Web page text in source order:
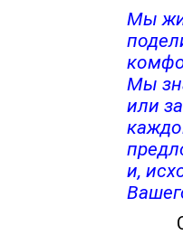
Мы
Мы
или
и,
С